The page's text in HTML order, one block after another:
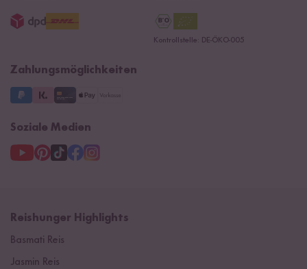
15 Jahre Reishunger
Jobs
Datenschutzerklärung
3 Jahre Garantie
Kontrollstelle: DE-ÖKO-005
Zahlungsmöglichkeiten
Soziale Medien
Reishunger Highlights
Basmati Reis
Jasmin Reis